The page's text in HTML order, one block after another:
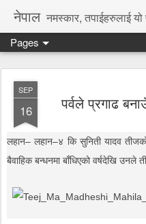
नेपाल नमस्कार, तपाईहरुलाई यो पेजमा स्वागत छ।
Pages
SEP
16 पर्वले प्रगाढ
लहान– लहान–४ कि सुनिती यादव
बैवाहिक बन्धनमा बाँधिएको वर्षदेखि